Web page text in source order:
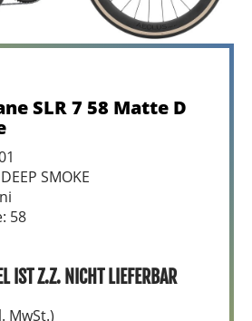
SLR 7 58 Matte D
SMOKE
58
IST Z.Z. NICHT LIEFERBAR
MwSt.)